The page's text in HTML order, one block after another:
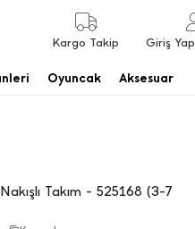
Kargo Takip Giriş Yap
Oyuncak Aksesuar
Takım - 525168 (3-7